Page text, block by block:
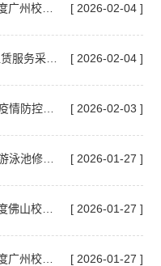
[ 2026-02-04 ]
[ 2026-02-04 ]
[ 2026-02-03 ]
[ 2026-01-27 ]
[ 2026-01-27 ]
[ 2026-01-27 ]